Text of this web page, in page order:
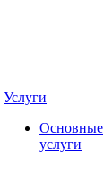
Услуги
Основные
услуги